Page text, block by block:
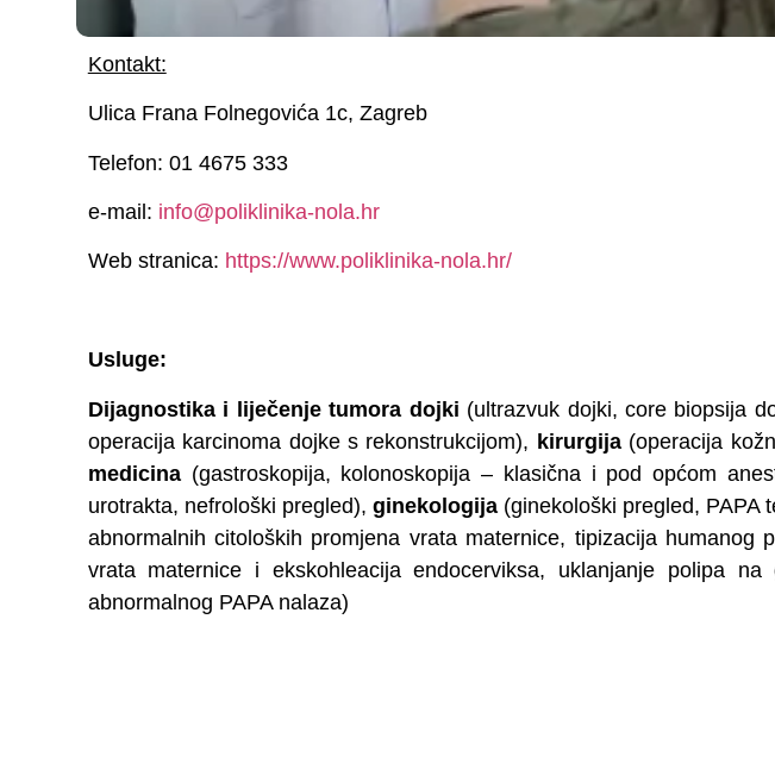
Kontakt:
Ulica Frana Folnegovića 1c, Zagreb
Telefon: 01 4675 333
e-mail: info@poliklinika-nola.hr
Web stranica: https://www.poliklinika-nola.hr/
Usluge:
Dijagnostika i liječenje tumora dojki (ultrazvuk dojki, core biopsija
operacija karcinoma dojke s rekonstrukcijom), kirurgija(operacija
medicina(gastroskopija, kolonoskopija – klasična i pod općom
urotrakta, nefrološki pregled), ginekologija(ginekološki pregled, PAPA
abnormalnih citoloških promjena vrata maternice, tipizacija humanog
vrata maternice i ekskohleacija endocerviksa, uklanjanje polipa
abnormalnog PAPA nalaza)